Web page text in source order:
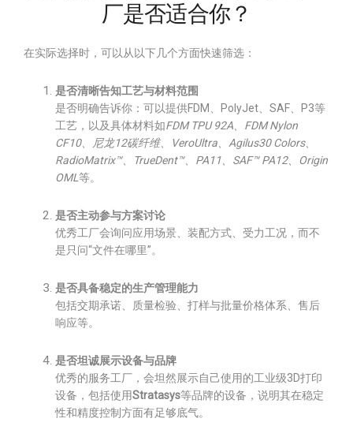
厂是否适合你？
在实际选择时，可以从以下几个方面快速筛选：
是否清晰告知工艺与材料范围
是否明确告诉你：可以提供FDM、PolyJet、SAF、P3等
工艺，以及具体材料如FDM TPU 92A、FDM Nylon
CF10、尼龙12碳纤维、VeroUltra、Agilus30 Colors、
RadioMatrix™、TrueDent™、PA11、SAF™ PA12、Origin
OML等。
是否主动参与方案讨论
优秀工厂会询问应用场景、装配方式、受力工况，而不
是只问“文件在哪里”。
是否具备稳定的生产管理能力
包括交期承诺、质量检验、打样与批量价格体系、售后
响应等。
是否坦诚展示设备与品牌
优秀的服务工厂，会坦然展示自己使用的工业级3D打印
设备，包括使用Stratasys等品牌的设备，说明其在稳定
性和精度控制方面有足够底气。